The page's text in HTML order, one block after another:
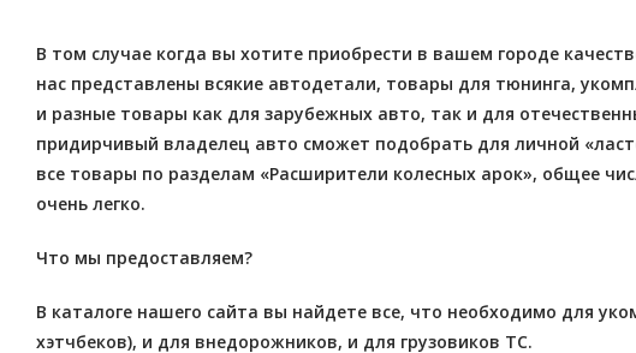
В том случае когда вы хотите приобрести в вашем городе
нас представлены всякие автодетали, товары для тюнинга,
и разные товары как для зарубежных авто, так и для
придирчивый владелец авто сможет подобрать для личной
все товары по разделам «Расширители колесных арок», общее
очень легко.
Что мы предоставляем?
В каталоге нашего сайта вы найдете все, что необходимо для
хэтчбеков), и для внедорожников, и для грузовиков ТС.